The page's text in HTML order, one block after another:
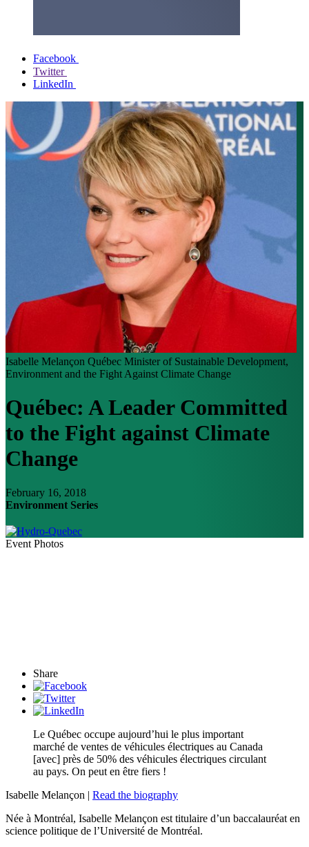
Facebook
Twitter
LinkedIn
Isabelle Melançon Québec Minister of Sustainable Development,
Environment and the Fight Against Climate Change
Québec: A Leader Committed
to the Fight against Climate
Change
February 16, 2018
Environment Series
Event Photos
Share
Le Québec occupe aujourd’hui le plus important
marché de ventes de véhicules électriques au Canada
[avec] près de 50% des véhicules électriques circulant
au pays. On peut en être fiers !
Isabelle Melançon | Read the biography
Née à Montréal, Isabelle Melançon est titulaire d’un baccalauréat en
science politique de l’Université de Montréal.